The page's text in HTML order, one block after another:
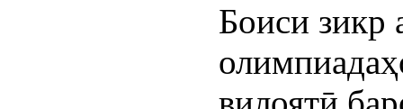
Боиси зикр